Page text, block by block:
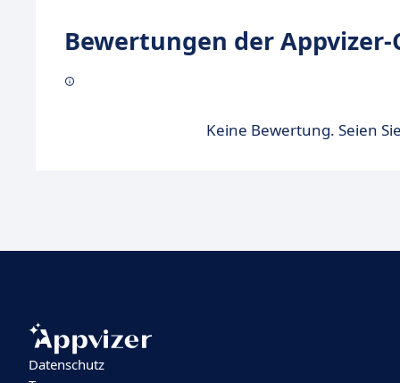
Bewertungen der
Keine Bewertung. Seien
Datenschutz